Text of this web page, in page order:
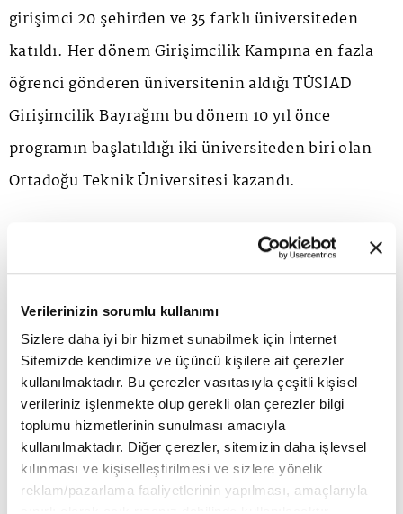
Verilerinizin sorumlu kullanımı
Sizlere daha iyi bir hizmet sunabilmek için İnternet
Sitemizde kendimize ve üçüncü kişilere ait çerezler
kullanılmaktadır. Bu çerezler vasıtasıyla çeşitli kişisel
verileriniz işlenmekte olup gerekli olan çerezler bilgi
toplumu hizmetlerinin sunulması amacıyla
kullanılmaktadır. Diğer çerezler, sitemizin daha işlevsel
kılınması ve kişiselleştirilmesi ve sizlere yönelik
reklam/pazarlama faaliyetlerinin yapılması, amaçlarıyla
girişimci 20 şehirden ve 35 farklı üniversiteden
katıldı. Her dönem Girişimcilik Kampına en fazla
öğrenci gönderen üniversitenin aldığı TÜSİAD
Girişimcilik Bayrağını bu dönem 10 yıl önce
programın başlatıldığı iki üniversiteden biri olan
Ortadoğu Teknik Üniversitesi kazandı.
İlk kez dijital olarak gerçekleştirilen ve 80
konuşmacı ile 50'den fazla mentorun yer aldığı
TÜSİAD Bu Gençlikte İŞ Var! Girişimcilik Kampında
girişimci adayları; Fikir ve ihtiyaç doğrulamadan,
tasarım odaklı düşünmeye; yalın girişim
metodolojisinden iş modeli kanvasına, prototip
oluşturmadan dijital pazarlamaya, fikri haklardan
şirketleşmeye, fizibiliteden sunum tekniklerine,
yurt içi ve yurt dışı girişim ekosistemlerinden